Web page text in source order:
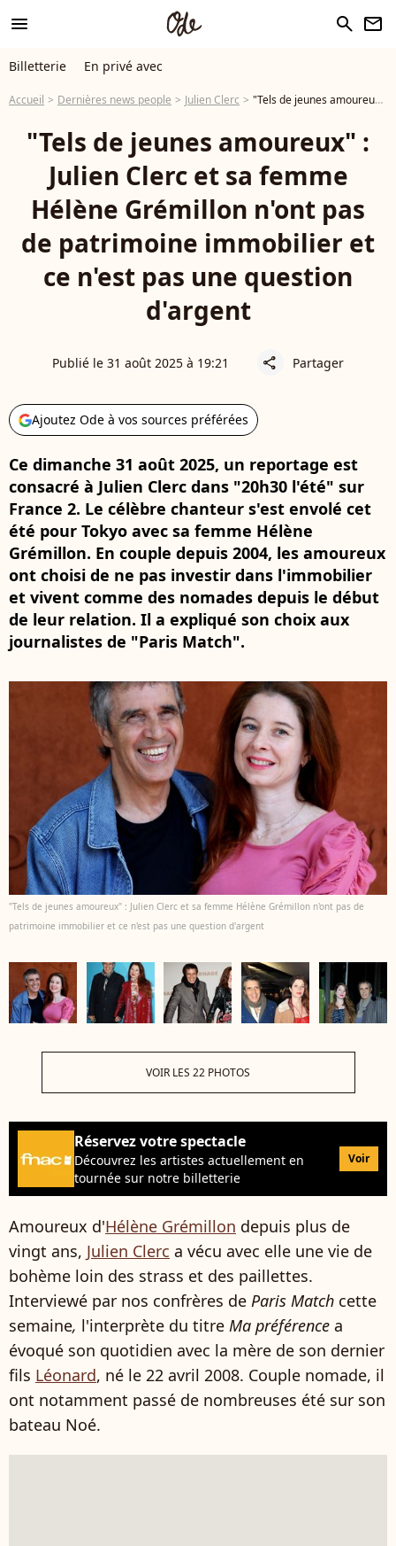
menu search newsletter
Billetterie En privé avec
Accueil Dernières news people Julien Clerc "Tels de jeunes amoureux" : Julien Clerc et sa femme Hélène Grémillon n'ont pas de patrimoine immobilier et ce n'est pas une question d'argent
"Tels de jeunes amoureux" :
Julien Clerc et sa femme
Hélène Grémillon n'ont pas
de patrimoine immobilier et
ce n'est pas une question
d'argent
Publié le 31 août 2025 à 19:21 share Partager
Ajoutez Ode à vos sources préférées
Ce dimanche 31 août 2025, un reportage est
consacré à Julien Clerc dans "20h30 l'été" sur
France 2. Le célèbre chanteur s'est envolé cet
été pour Tokyo avec sa femme Hélène
Grémillon. En couple depuis 2004, les amoureux
ont choisi de ne pas investir dans l'immobilier
et vivent comme des nomades depuis le début
de leur relation. Il a expliqué son choix aux
journalistes de "Paris Match".
"Tels de jeunes amoureux" : Julien Clerc et sa femme Hélène Grémillon n'ont pas de
patrimoine immobilier et ce n'est pas une question d'argent
VOIR LES 22 PHOTOS
Réservez votre spectacle
Découvrez les artistes actuellement en
tournée sur notre billetterie
Voir
Amoureux d'Hélène Grémillon depuis plus de
vingt ans, Julien Clerc a vécu avec elle une vie de
bohème loin des strass et des paillettes.
Interviewé par nos confrères de Paris Match cette
semaine, l'interprète du titre Ma préférence a
évoqué son quotidien avec la mère de son dernier
fils Léonard, né le 22 avril 2008. Couple nomade, il
ont notamment passé de nombreuses été sur son
bateau Noé.